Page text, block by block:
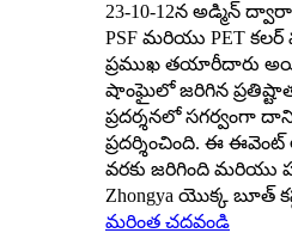
23-10-12న అడ్మిన్ ద్వారా
PSF మరియు PET
ప్రముఖ తయారీదారు
షాంఘైలో జరిగిన
ప్రదర్శనలో సగర్వంగా
ప్రదర్శించింది. ఈ ఈవెంట్
వరకు జరిగింది మరియు
Zhongya యొక్క బూత్
మరింత చదవండి